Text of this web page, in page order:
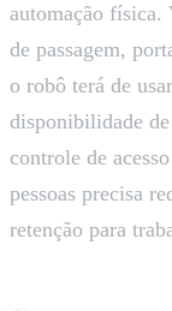
automação física.
de passagem,
o robô terá de
disponibilidade
controle de
pessoas precisa
retenção para